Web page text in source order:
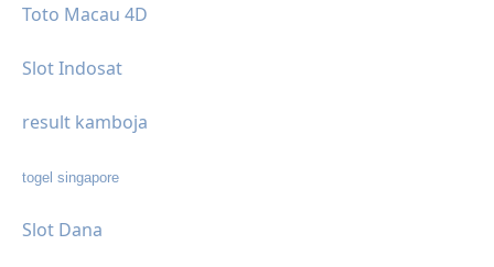
Toto Macau 4D
Slot Indosat
result kamboja
togel singapore
Slot Dana